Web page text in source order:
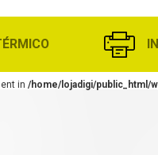
in /home/lojadigi/public_html/